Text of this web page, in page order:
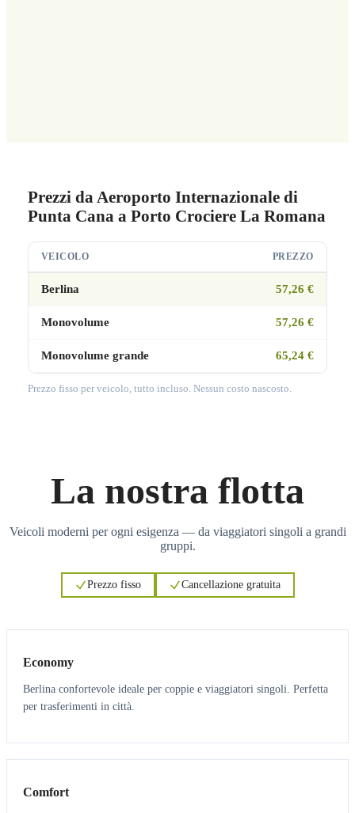
Prezzi da Aeroporto Internazionale di
Punta Cana a Porto Crociere La Romana
VEICOLO PREZZO
Berlina 57,26 €
Monovolume 57,26 €
Monovolume grande 65,24 €
Prezzo fisso per veicolo, tutto incluso. Nessun costo nascosto.
La nostra flotta
Veicoli moderni per ogni esigenza — da viaggiatori singoli a grandi
gruppi.
Prezzo fisso Cancellazione gratuita
Economy
Berlina confortevole ideale per coppie e viaggiatori singoli. Perfetta
per trasferimenti in città.
3 3
Comfort